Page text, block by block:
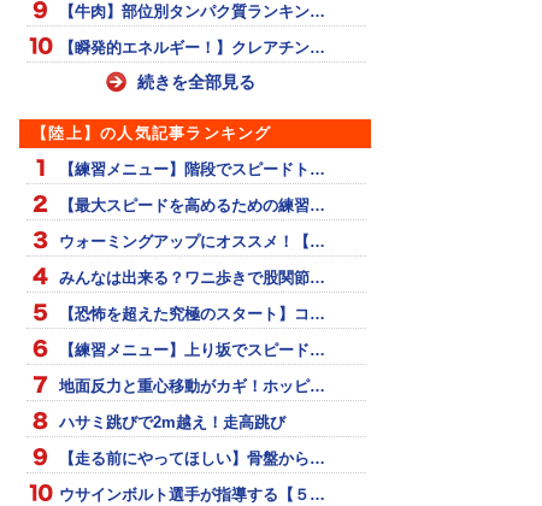
【牛肉】部位別タンパク質ランキン…
【瞬発的エネルギー！】クレアチン…
続きを全部見る
【陸上】の人気記事ランキング
【練習メニュー】階段でスピードト…
【最大スピードを高めるための練習…
ウォーミングアップにオススメ！【…
みんなは出来る？ワニ歩きで股関節…
【恐怖を超えた究極のスタート】コ…
【練習メニュー】上り坂でスピード…
地面反力と重心移動がカギ！ホッピ…
ハサミ跳びで2m越え！走高跳び
【走る前にやってほしい】骨盤から…
ウサインボルト選手が指導する【５…